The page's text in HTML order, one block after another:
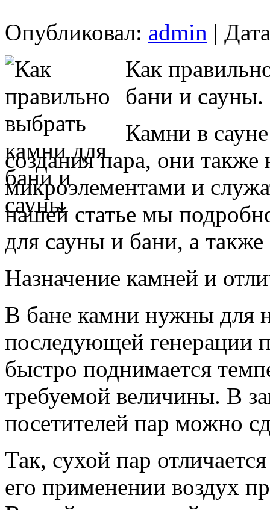
Опубликовал: admin |
Как
бани и сауны.
Камни в
создания пара, они
микроэлементами и
нашей статье мы
для сауны и бани, а
Назначение камней и
В бане камни нужны для
последующей генерации
быстро поднимается
требуемой величины. В
посетителей пар можно
Так, сухой пар
его применении воздух